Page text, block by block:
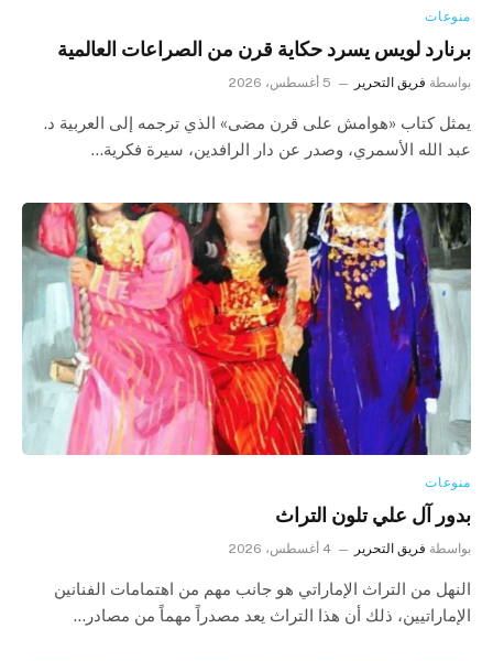
منوعات
برنارد لويس يسرد حكاية قرن من الصراعات العالمية
بواسطة فريق التحرير 5 أغسطس، 2026
يمثل كتاب «هوامش على قرن مضى» الذي ترجمه إلى العربية د.
عبد الله الأسمري، وصدر عن دار الرافدين، سيرة فكرية…
منوعات
بدور آل علي تلون التراث
بواسطة فريق التحرير 4 أغسطس، 2026
النهل من التراث الإماراتي هو جانب مهم من اهتمامات الفنانين
الإماراتيين، ذلك أن هذا التراث يعد مصدراً مهماً من مصادر…